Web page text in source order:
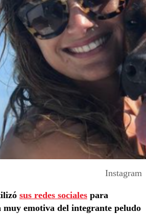
Instagram
sus redes sociales para
muy emotiva del integrante peludo